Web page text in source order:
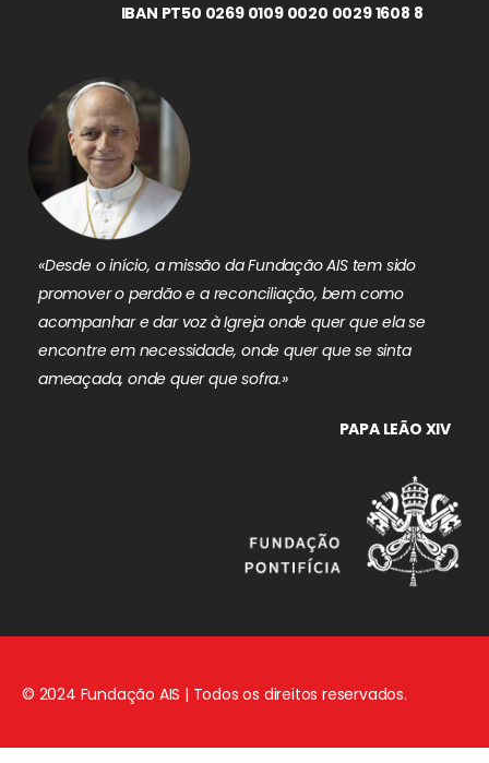
IBAN PT50 0269 0109 0020 0029 1608 8
«Desde o início, a missão da Fundação AIS tem sido
promover o perdão e a reconciliação, bem como
acompanhar e dar voz à Igreja onde quer que ela se
encontre em necessidade, onde quer que se sinta
ameaçada, onde quer que sofra.»
PAPA LEÃO XIV
© 2024 Fundação AIS | Todos os direitos reservados.